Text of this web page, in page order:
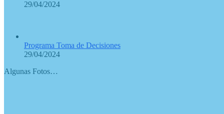
29/04/2024
Programa Toma de Decisiones
29/04/2024
Algunas Fotos…